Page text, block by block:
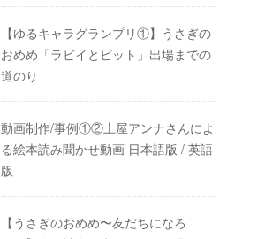
【ゆるキャラグランプリ①】うさぎの
おめめ「ラビイとビット」出場までの
道のり
動画制作/事例①②土屋アンナさんによ
る絵本読み聞かせ動画 日本語版 / 英語
版
【うさぎのおめめ〜友だちになろ